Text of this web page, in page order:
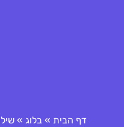
דף הבית »בלוג »